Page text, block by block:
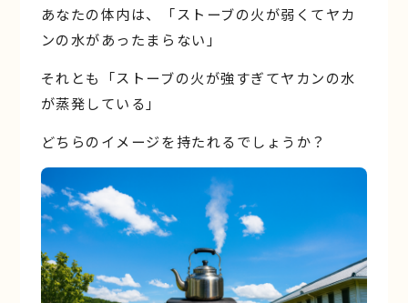
あなたの体内は、「ストーブの火が弱くてヤカ
ンの水があったまらない」
それとも「ストーブの火が強すぎてヤカンの水
が蒸発している」
どちらのイメージを持たれるでしょうか？